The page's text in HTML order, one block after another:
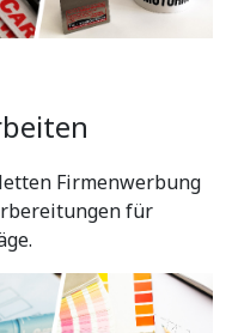
Firmenwerbung
für